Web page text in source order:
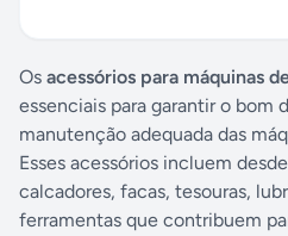
Os acessórios para máquinas
essenciais para garantir o bom
manutenção adequada das
Esses acessórios incluem
calcadores, facas, tesouras,
ferramentas que contribuem